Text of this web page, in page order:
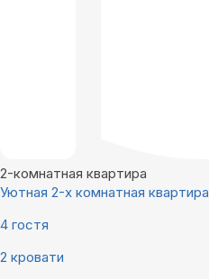
2-комнатная квартира
Уютная 2-х комнатная квартира
4 гостя
2 кровати